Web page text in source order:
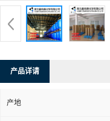
产品详请
产地